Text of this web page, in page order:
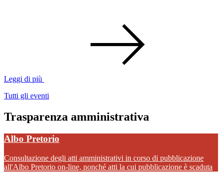
Leggi di più
Tutti gli eventi
Trasparenza amministrativa
Albo Pretorio
Consultazione degli atti amministrativi in corso di pubblicazione
all'Albo Pretorio on-line, nonché atti la cui pubblicazione è scaduta